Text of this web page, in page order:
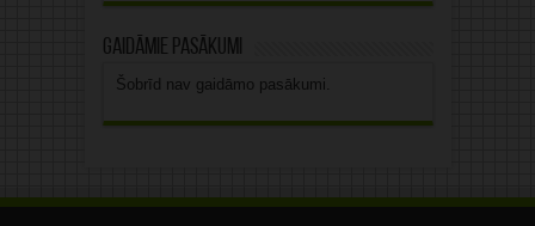
Gaidāmie pasākumi
Šobrīd nav gaidāmo pasākumi.